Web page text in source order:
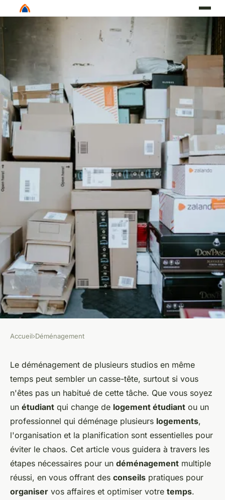
DÉMÉNAGEMENT
Comment organiser le
déménagement de plusieurs
studios en même temps?
Mya•5 juin 2024•6 min de lecture
Accueil›Déménagement
Le déménagement de plusieurs studios en même
temps peut sembler un casse-tête, surtout si vous
n'êtes pas un habitué de cette tâche. Que vous soyez
un étudiant qui change de logement étudiant ou un
professionnel qui déménage plusieurs logements,
l'organisation et la planification sont essentielles pour
éviter le chaos. Cet article vous guidera à travers les
étapes nécessaires pour un déménagement multiple
réussi, en vous offrant des conseils pratiques pour
organiser vos affaires et optimiser votre temps.